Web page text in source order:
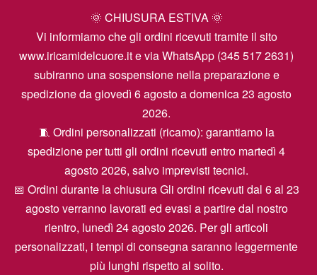
🌞 CHIUSURA ESTIVA 🌞
Vi informiamo che gli ordini ricevuti tramite il sito
www.iricamidelcuore.it e via WhatsApp (345 517 2631)
subiranno una sospensione nella preparazione e
spedizione da giovedì 6 agosto a domenica 23 agosto
2026.
🧵 Ordini personalizzati (ricamo): garantiamo la
spedizione per tutti gli ordini ricevuti entro martedì 4
agosto 2026, salvo imprevisti tecnici.
📅 Ordini durante la chiusura Gli ordini ricevuti dal 6 al 23
agosto verranno lavorati ed evasi a partire dal nostro
rientro, lunedì 24 agosto 2026. Per gli articoli
personalizzati, i tempi di consegna saranno leggermente
più lunghi rispetto al solito.